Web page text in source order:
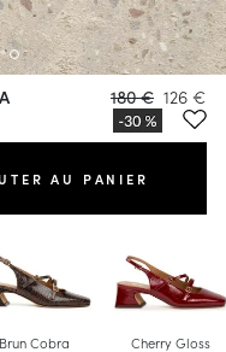
180 € 126 €
AU PANIER
Brun Cobra Cherry Gloss